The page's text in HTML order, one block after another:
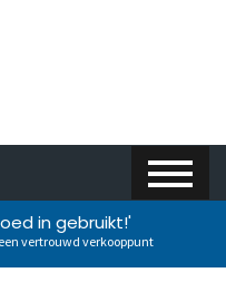
in gebruikt!'
vertrouwd verkooppunt